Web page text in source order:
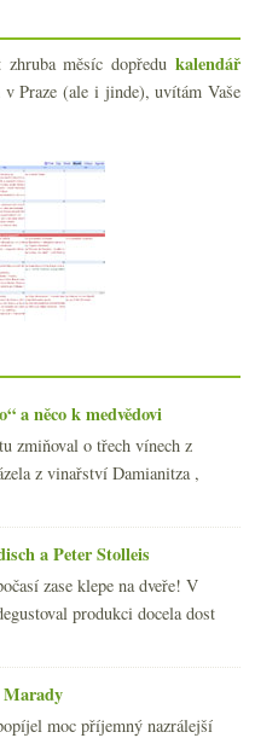
Oscuro
z Rheingau
sommeliérů…
z Nahe
Karmazín
od Daumas Gassac
Burgenland
zhruba měsíc dopředukalendář
Praze (ale i jinde), uvítám Vaše
a něco k medvědovi
zmiňoval o třech vínech z
z vinařství Damianitza ,
a Peter Stolleis
zase klepe na dveře! V
produkci docela dost
Marady
moc příjemný nazrálejší